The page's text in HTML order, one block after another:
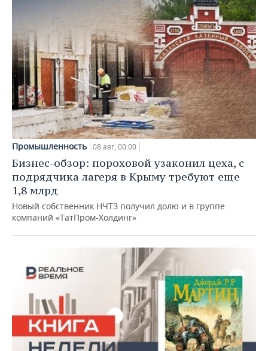
Промышленность 08 авг, 00:00
Бизнес-обзор: пороховой узаконил цеха, с
подрядчика лагеря в Крыму требуют еще
1,8 млрд
Новый собственник НЧТЗ получил долю и в группе
компаний «ТатПром-Холдинг»